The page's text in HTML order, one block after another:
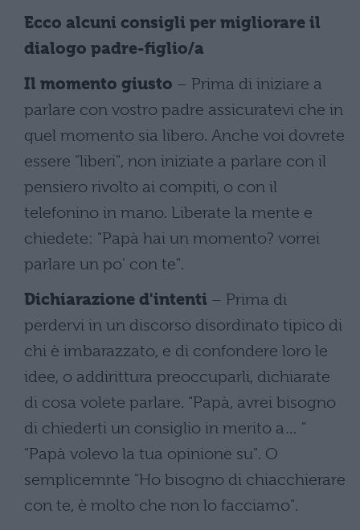
Ecco alcuni consigli per migliorare il
dialogo padre-figlio/a
Il momento giusto – Prima di iniziare a
parlare con vostro padre assicuratevi che in
quel momento sia libero. Anche voi dovrete
essere "liberi", non iniziate a parlare con il
pensiero rivolto ai compiti, o con il
telefonino in mano. Liberate la mente e
chiedete: "Papà hai un momento? vorrei
parlare un po' con te".
Dichiarazione d'intenti – Prima di
perdervi in un discorso disordinato tipico di
chi è imbarazzato, e di confondere loro le
idee, o addirittura preoccuparli, dichiarate
di cosa volete parlare. "Papà, avrei bisogno
di chiederti un consiglio in merito a… "
"Papà volevo la tua opinione su". O
semplicemnte "Ho bisogno di chiacchierare
con te, è molto che non lo facciamo".